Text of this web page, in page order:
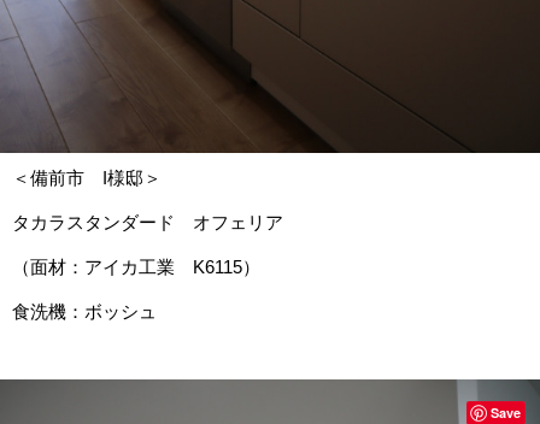
＜備前市 I様邸＞
タカラスタンダード オフェリア
（面材：アイカ工業 K6115）
食洗機：ボッシュ
Save